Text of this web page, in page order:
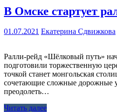
В Омске стартует
01.07.2021 Екатерина Сдвижкова
Ралли-рейд «Шёлковый путь»
подготовили торжественную
точкой станет монгольская
сочетающие сложные дорожные
преодолеть…
Читать далее